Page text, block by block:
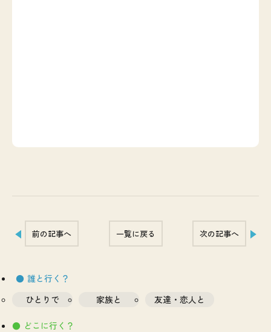
誰と行く？
ひとりで
家族と 友達・恋人と
どこに行く？
前の記事へ 一覧に戻る 次の記事へ